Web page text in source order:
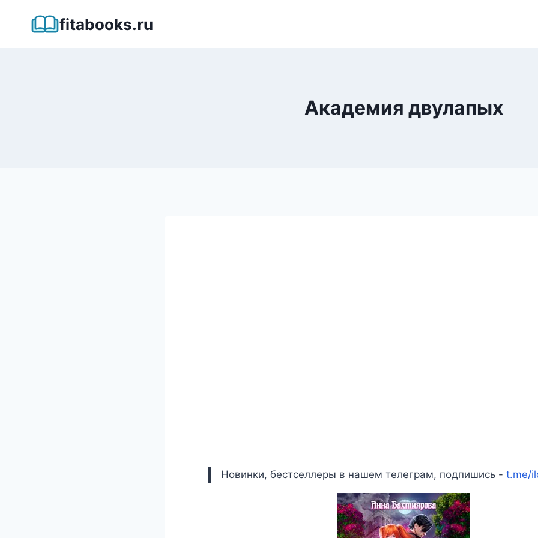
fitabooks.ru
Академия двулапых
Новинки, бестселлеры в нашем телеграм, подпишись - t.me/